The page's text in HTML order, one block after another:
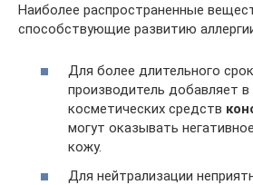
Наиболее распространенные
способствующие развитию
Для более длительного
производитель добавляет в
косметических средств
могут оказывать
кожу.
Для нейтрализации